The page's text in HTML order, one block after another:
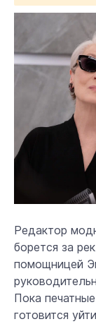
Редактор
борется за
помощницей
Пока
готовится